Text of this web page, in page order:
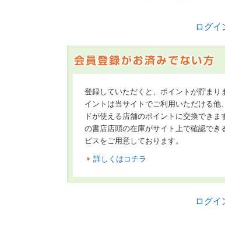
ログイ
登録していただくと、ポイントが貯まり
イントは当サイトでご利用いただける他
ドが使える店舗のポイントに交換できま
の書店店頭の在庫がサイト上で確認でき
ビスをご用意しております。
詳しくはコチラ
ログイ